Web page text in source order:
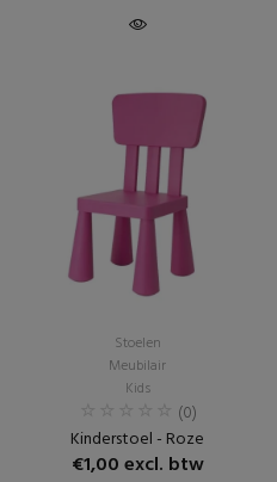
Stoelen
Meubilair
Kids
(0)
Kinderstoel - Roze
€1,00 excl. btw